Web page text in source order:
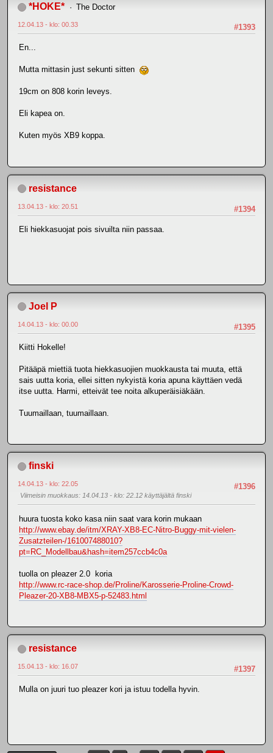
*HOKE* The Doctor
#1393
12.04.13 - klo: 00.33
En...
Mutta mittasin just sekunti sitten
19cm on 808 korin leveys.
Eli kapea on.
Kuten myös XB9 koppa.
resistance
#1394
13.04.13 - klo: 20.51
Eli hiekkasuojat pois sivuilta niin passaa.
Joel P
#1395
14.04.13 - klo: 00.00
Kiitti Hokelle!
Pitääpä miettiä tuota hiekkasuojien muokkausta tai muuta, että
sais uutta koria, ellei sitten nykyistä koria apuna käyttäen vedä
itse uutta. Harmi, etteivät tee noita alkuperäisiäkään.
Tuumaillaan, tuumaillaan.
finski
#1396
14.04.13 - klo: 22.05
Viimeisin muokkaus: 14.04.13 - klo: 22.12 käyttäjältä finski
huura tuosta koko kasa niin saat vara korin mukaan
http://www.ebay.de/itm/XRAY-XB8-EC-Nitro-Buggy-mit-vielen-
Zusatzteilen-/161007488010?
pt=RC_Modellbau&hash=item257ccb4c0a
tuolla on pleazer 2.0 koria
http://www.rc-race-shop.de/Proline/Karosserie-Proline-Crowd-
Pleazer-20-XB8-MBX5-p-52483.html
resistance
#1397
15.04.13 - klo: 16.07
Mulla on juuri tuo pleazer kori ja istuu todella hyvin.